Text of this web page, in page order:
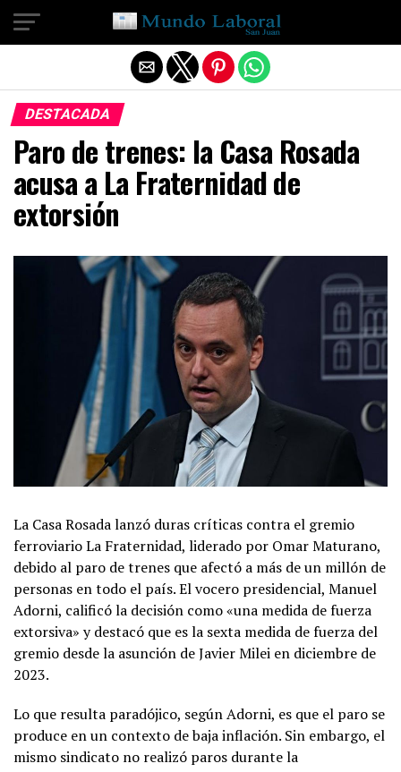
DESTACADA
Paro de trenes: la Casa Rosada
acusa a La Fraternidad de
extorsión
La Casa Rosada lanzó duras críticas contra el gremio
ferroviario La Fraternidad, liderado por Omar Maturano,
debido al paro de trenes que afectó a más de un millón de
personas en todo el país. El vocero presidencial, Manuel
Adorni, calificó la decisión como «una medida de fuerza
extorsiva» y destacó que es la sexta medida de fuerza del
gremio desde la asunción de Javier Milei en diciembre de
2023.
Lo que resulta paradójico, según Adorni, es que el paro se
produce en un contexto de baja inflación. Sin embargo, el
mismo sindicato no realizó paros durante la
Salir de la versión móvil